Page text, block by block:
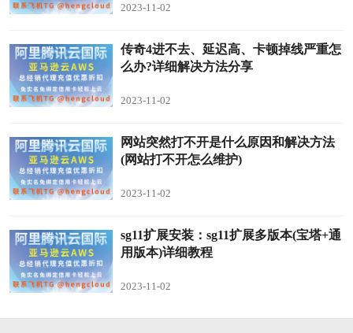
2023-11-02
传奇4进不去、延迟高、卡顿掉线严重怎
么办?详细解决方法分享
2023-11-02
网站突然打不开是什么原因和解决方法
(网站打不开怎么维护)
2023-11-02
sg11扩展安装：sg11扩展多版本(宝塔+通
用版本)详细教程
2023-11-02